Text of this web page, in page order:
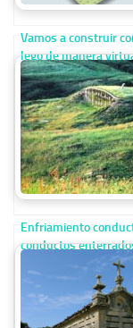
Vamos a construir
lego de manera
Enfriamiento
conductos
construcciones
enterradas